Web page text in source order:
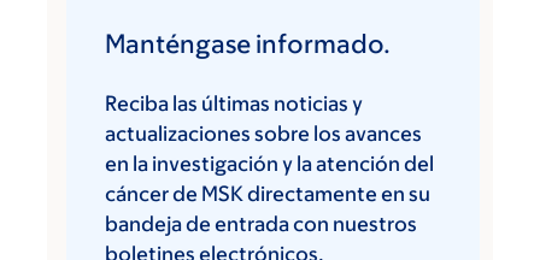
Manténgase informado.
Reciba las últimas noticias y
actualizaciones sobre los avances
en la investigación y la atención del
cáncer de MSK directamente en su
bandeja de entrada con nuestros
boletines electrónicos.